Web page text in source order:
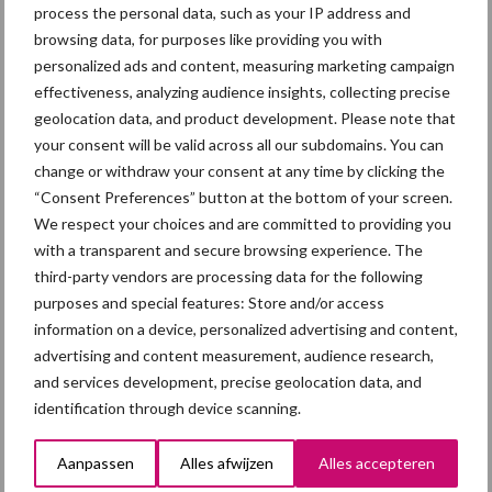
process the personal data, such as your IP address and
browsing data, for purposes like providing you with
personalized ads and content, measuring marketing campaign
effectiveness, analyzing audience insights, collecting precise
geolocation data, and product development. Please note that
your consent will be valid across all our subdomains. You can
change or withdraw your consent at any time by clicking the
“Consent Preferences” button at the bottom of your screen.
We respect your choices and are committed to providing you
with a transparent and secure browsing experience. The
third-party vendors are processing data for the following
purposes and special features: Store and/or access
information on a device, personalized advertising and content,
advertising and content measurement, audience research,
and services development, precise geolocation data, and
identification through device scanning.
Aanpassen Alles afwijzen Alles accepteren
5 aug
“Vraag naar praktische
hygieneoplossingen is in Polen
groter dan ooit”
5 aug
Eliminatieprotocol voor
Mycoplasma hyopneumoniae
4 aug
AVP in Finland onderstreept dat
alertheid belangrijk is, zeker nu
3 aug
Vlaamse mestbalans in evenwicht
dankzij groei van
verwerkingscapaciteit
3 aug
Intacte beren houden kan in de bio-
varkenshouderij, maar dan moet